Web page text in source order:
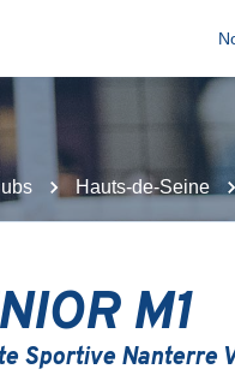
Hauts-de-Seine
M1
Sportive Nanterre